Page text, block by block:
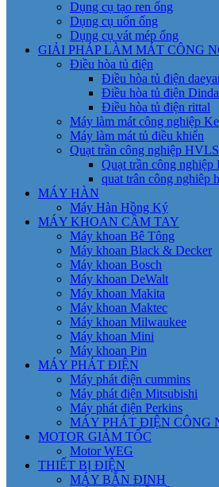
Dụng cụ tạo ren ống
Dụng cụ uốn ống
Dụng cụ vát mép ống
GIẢI PHÁP LÀM MÁT CÔNG
Điều hòa tủ điện
Điều hòa tủ điện
Điều hòa tủ điện
Điều hòa tủ điện rittal
Máy làm mát công nghiệp
Máy làm mát tủ điều khiển
Quạt trần công nghiệp HVLS
Quạt trần công nghiệp
quat trân công nghiêp
MÁY HÀN
Máy Hàn Hồng Ký
MÁY KHOAN CẦM TAY
Máy khoan Bê Tông
Máy khoan Black & Decker
Máy khoan Bosch
Máy khoan DeWalt
Máy khoan Makita
Máy khoan Maktec
Máy khoan Milwaukee
Máy khoan Mini
Máy khoan Pin
MÁY PHÁT ĐIỆN
Máy phát điện cummins
Máy phát điện Mitsubishi
Máy phát điện Perkins
MÁY PHÁT ĐIỆN CÔNG
MOTOR GIẢM TỐC
Motor WEG
THIẾT BỊ ĐIỆN
MÁY BẮN ĐINH